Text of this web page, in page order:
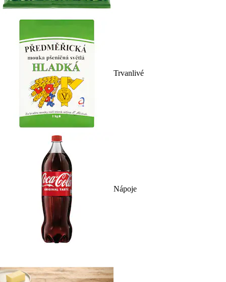
Trvanlivé
Nápoje